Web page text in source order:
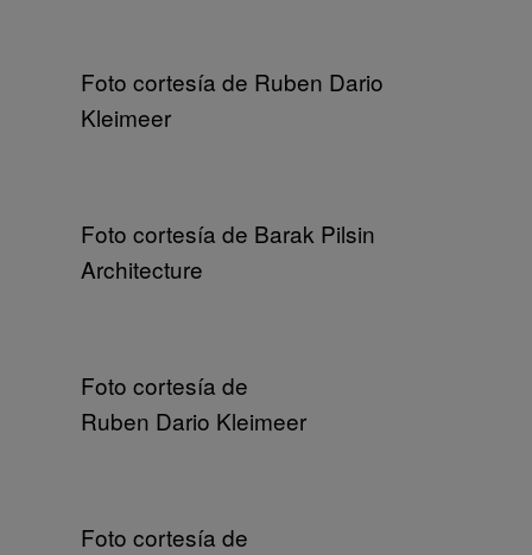
Foto cortesía de Ruben Dario
Kleimeer
Foto cortesía de Barak Pilsin
Architecture
Foto cortesía de
Ruben Dario Kleimeer
Foto cortesía de